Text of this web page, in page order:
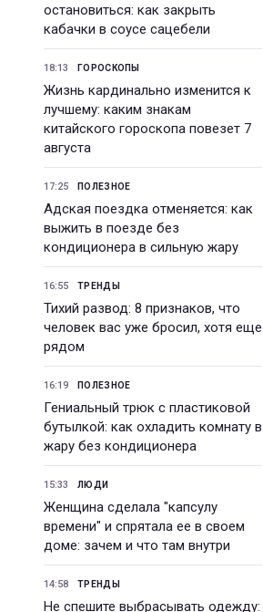
остановиться: как закрыть
кабачки в соусе сацебели
18:13 ГОРОСКОПЫ
Жизнь кардинально изменится к
лучшему: каким знакам
китайского гороскопа повезет 7
августа
17:25 ПОЛЕЗНОЕ
Адская поездка отменяется: как
выжить в поезде без
кондиционера в сильную жару
16:55 ТРЕНДЫ
Тихий развод: 8 признаков, что
человек вас уже бросил, хотя еще
рядом
16:19 ПОЛЕЗНОЕ
Гениальный трюк с пластиковой
бутылкой: как охладить комнату в
жару без кондиционера
15:33 ЛЮДИ
Женщина сделала "капсулу
времени" и спрятала ее в своем
доме: зачем и что там внутри
14:58 ТРЕНДЫ
Не спешите выбрасывать одежду: